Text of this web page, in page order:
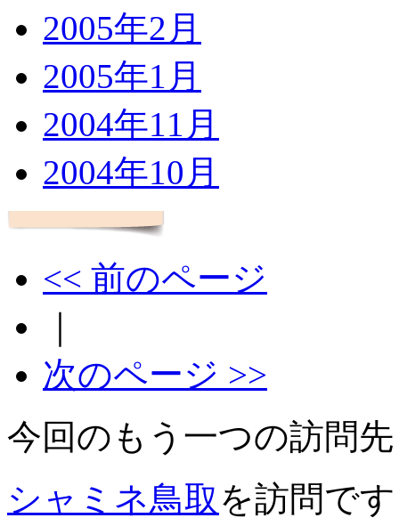
2005年2月
2005年1月
2004年11月
2004年10月
<< 前のページ
次のページ >>
今回のもう一つの訪問先
シャミネ鳥取 を訪問で